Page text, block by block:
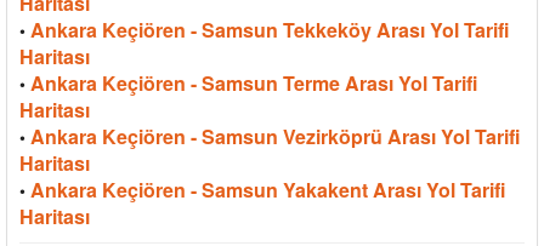
• Ankara Keçiören - Samsun Tekkeköy Arası Yol Tarifi
Haritası
• Ankara Keçiören - Samsun Terme Arası Yol Tarifi
Haritası
• Ankara Keçiören - Samsun Vezirköprü Arası Yol Tarifi
Haritası
• Ankara Keçiören - Samsun Yakakent Arası Yol Tarifi
Haritası